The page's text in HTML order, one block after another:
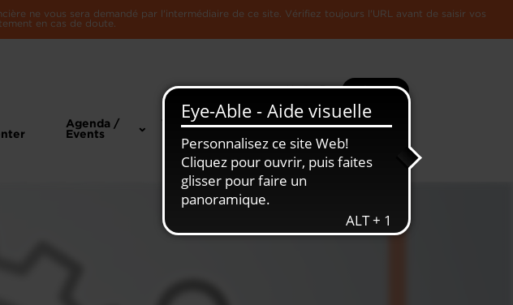
ne vous sera demandé par l'intermédiaire de ce site. Vérifiez toujours l'URL avant de saisir vos
en cas de doute.
Recherche Plus
Agenda /
Events
Toute
L'Economie